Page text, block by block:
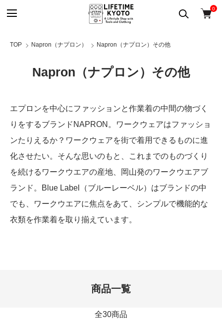
0
TOP Napron（ナプロン） Napron（ナプロン）その他
Napron（ナプロン）その他
エプロンを中心にファッションと作業着の中間の物づく
りをするブランドNAPRON。ワークウェアはファッショ
ンたりえるか？ワークウェアを街で着用できるものに進
化させたい。そんな思いのもと、これまでのものづくり
を続けるワークウエアの産地、岡山発のワークウエアブ
ランド。Blue Label（ブルーレーベル）はブランドの中
でも、ワークウエアに焦点をあて、シンプルで機能的な
衣類を作業着を取り揃えています。
商品一覧
全30商品